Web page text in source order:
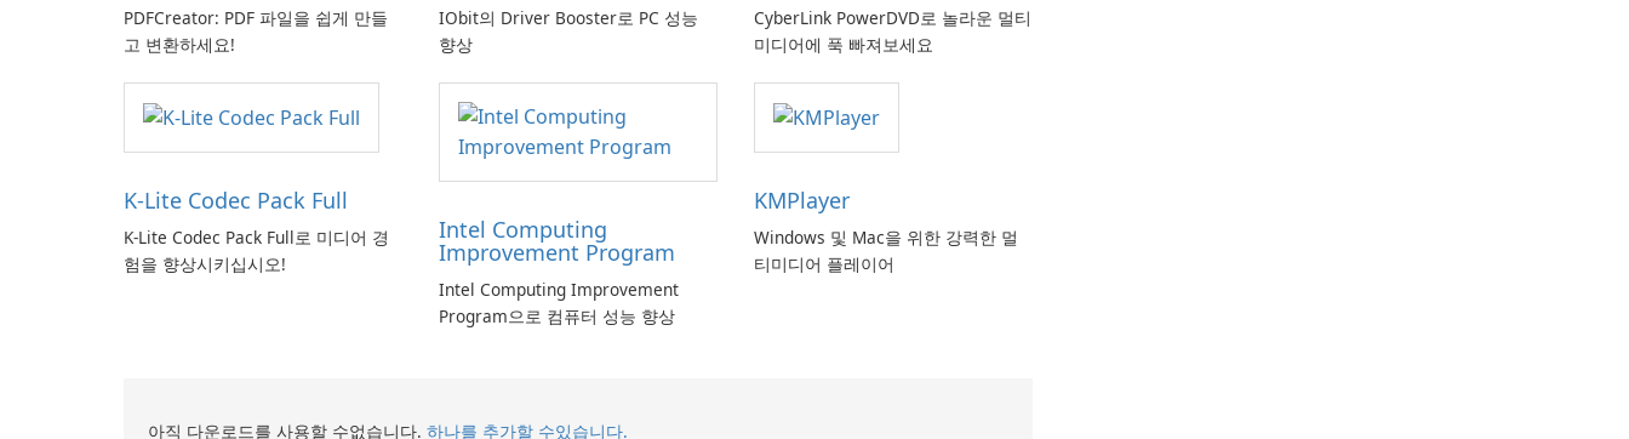
PDFCreator: PDF 파일을 쉽게 만들
고 변환하세요!
IObit의 Driver Booster로 PC 성능
향상
CyberLink PowerDVD로 놀라운 멀티
미디어에 푹 빠져보세요
K-Lite Codec Pack Full
K-Lite Codec Pack Full로 미디어 경
험을 향상시키십시오!
Intel Computing
Improvement Program
Intel Computing Improvement
Program으로 컴퓨터 성능 향상
KMPlayer
Windows 및 Mac을 위한 강력한 멀
티미디어 플레이어
아직 다운로드를 사용할 수없습니다. 하나를 추가할 수있습니다.